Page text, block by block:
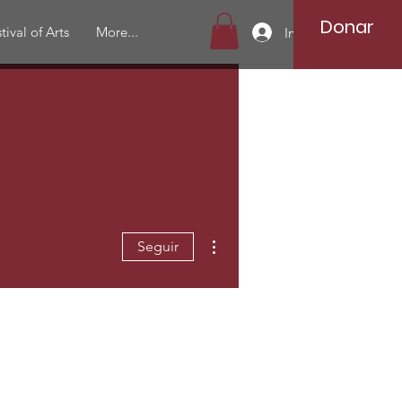
of Arts More... Iniciar sesión
Donar
Seguir